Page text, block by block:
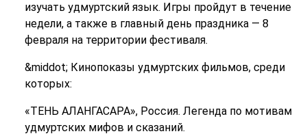
изучать удмуртский язык. Игры пройдут в течение
недели, а также в главный день праздника — 8
февраля на территории фестиваля.
&middot; Кинопоказы удмуртских фильмов, среди
которых:
«ТЕНЬ АЛАНГАСАРА», Россия. Легенда по мотивам
удмуртских мифов и сказаний.